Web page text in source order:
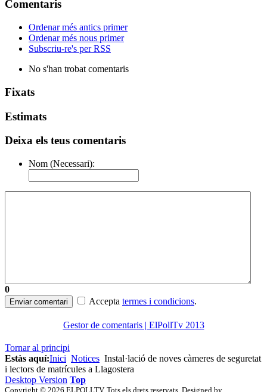
Comentaris
Ordenar més antics primer
Ordenar més nous primer
Subscriu-re's per RSS
No s'han trobat comentaris
Fixats
Estimats
Deixa els teus comentaris
Nom (Necessari):
0
Enviar comentari Accepta termes i condicions.
Gestor de comentaris | ElPollTv 2013
Tornar al principi
Estàs aquí:Inici Notices Instal·lació de noves càmeres de seguretat
i lectors de matrícules a Llagostera
Desktop Version Top
Copyright © 2026 ELPOLLTV. Tots els drets reservats. Designed by